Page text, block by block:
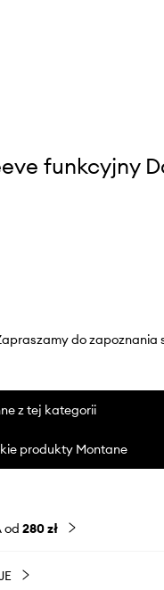
funkcyjny
do zapoznania
z tej kategorii
produkty Montane
od 280 zł